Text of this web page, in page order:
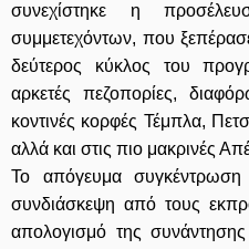
συνεχίστηκε η
συμμετεχόντων, που
δεύτερος κύκλος του
αρκετές πεζοπορίες,
κοντινές κορφές Τέμπλα,
αλλά και στις πιο μακρινές
Το απόγευμα συγκέντρωση
συνδιάσκεψη από τους
απολογισμό της συνάντησης